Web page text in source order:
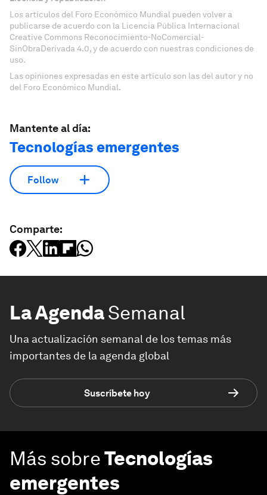
Los artículos del Foro Económico Mundial pueden volver a
publicarse de acuerdo con la Licencia Pública Internacional
Creative Commons Reconocimiento-NoComercial-
SinObraDerivada 4.0, y de acuerdo con nuestras condiciones de
uso.
Las opiniones expresadas en este artículo son las del autor y no
del Foro Económico Mundial.
Mantente al día:
Tecnologías emergentes
Follow
Comparte:
La AgendaSemanal
Una actualización semanal de los temas más
importantes de la agenda global
Suscríbete hoy
Más sobreTecnologías
emergentes